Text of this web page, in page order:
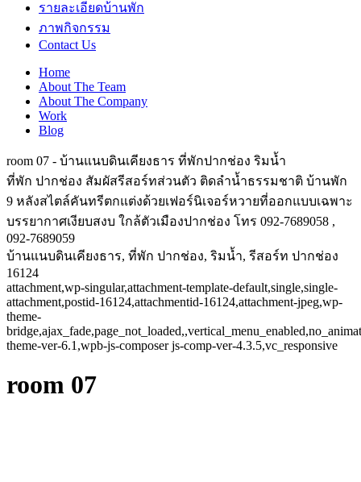
รายละเอียดบ้านพัก
ภาพกิจกรรม
Contact Us
Home
About The Team
About The Company
Work
Blog
room 07 - บ้านแนบดินเคียงธาร ที่พักปากช่อง ริมน้ำ
ที่พัก ปากช่อง สัมผัสรีสอร์ทส่วนตัว ติดลำน้ำธรรมชาติ บ้านพัก
9 หลังสไตล์คันทรีตกแต่งด้วยเฟอร์นิเจอร์หวายที่ออกแบบเฉพาะ
บรรยากาศเงียบสงบ ใกล้ตัวเมืองปากช่อง โทร 092-7689058 ,
092-7689059
บ้านแนบดินเคียงธาร, ที่พัก ปากช่อง, ริมน้ำ, รีสอร์ท ปากช่อง
16124
attachment,wp-singular,attachment-template-default,single,single-
attachment,postid-16124,attachmentid-16124,attachment-jpeg,wp-
theme-
theme-ver-6.1,wpb-js-composer js-comp-ver-4.3.5,vc_responsive
room 07